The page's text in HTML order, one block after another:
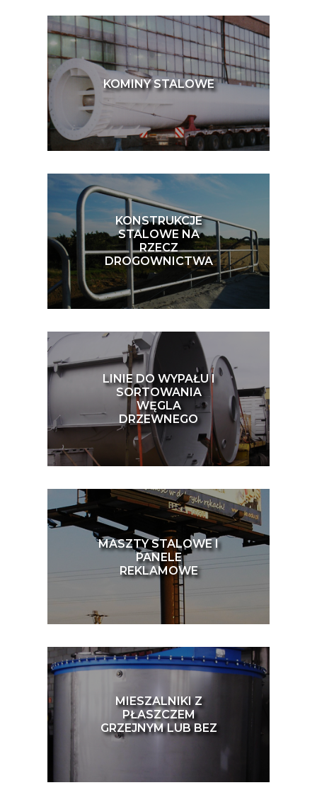
KOMINY STALOWE
KONSTRUKCJE
STALOWE NA
RZECZ
DROGOWNICTWA
LINIE DO WYPAŁU I
SORTOWANIA
WĘGLA
DRZEWNEGO
MASZTY STALOWE I
PANELE
REKLAMOWE
MIESZALNIKI Z
PŁASZCZEM
GRZEJNYM LUB BEZ